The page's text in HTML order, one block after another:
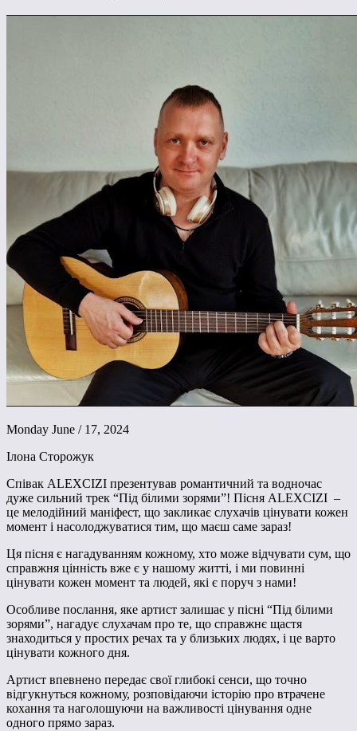
Monday June / 17, 2024
Ілона Сторожук
Співак ALEXCIZI презентував романтичний та водночас
дуже сильний трек “Під білими зорями”! Пісня ALEXCIZI –
це мелодійний маніфест, що закликає слухачів цінувати кожен
момент і насолоджуватися тим, що маєш саме зараз!
Ця пісня є нагадуванням кожному, хто може відчувати сум, що
справжня цінність вже є у нашому житті, і ми повинні
цінувати кожен момент та людей, які є поруч з нами!
Особливе послання, яке артист залишає у пісні “Під білими
зорями”, нагадує слухачам про те, що справжнє щастя
знаходиться у простих речах та у близьких людях, і це варто
цінувати кожного дня.
Артист впевнено передає свої глибокі сенси, що точно
відгукнуться кожному, розповідаючи історію про втрачене
кохання та наголошуючи на важливості цінування одне
одного прямо зараз.